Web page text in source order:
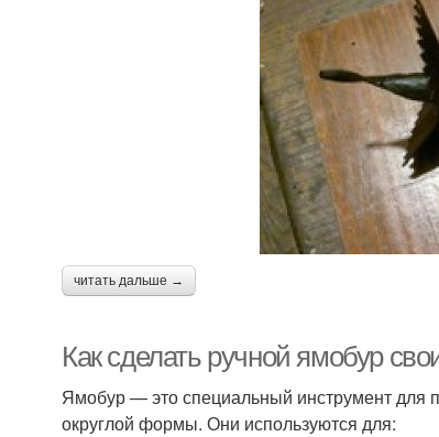
читать дальше →
Как сделать ручной ямобур
Ямобур — это специальный инструмент для
округлой формы. Они используются для: